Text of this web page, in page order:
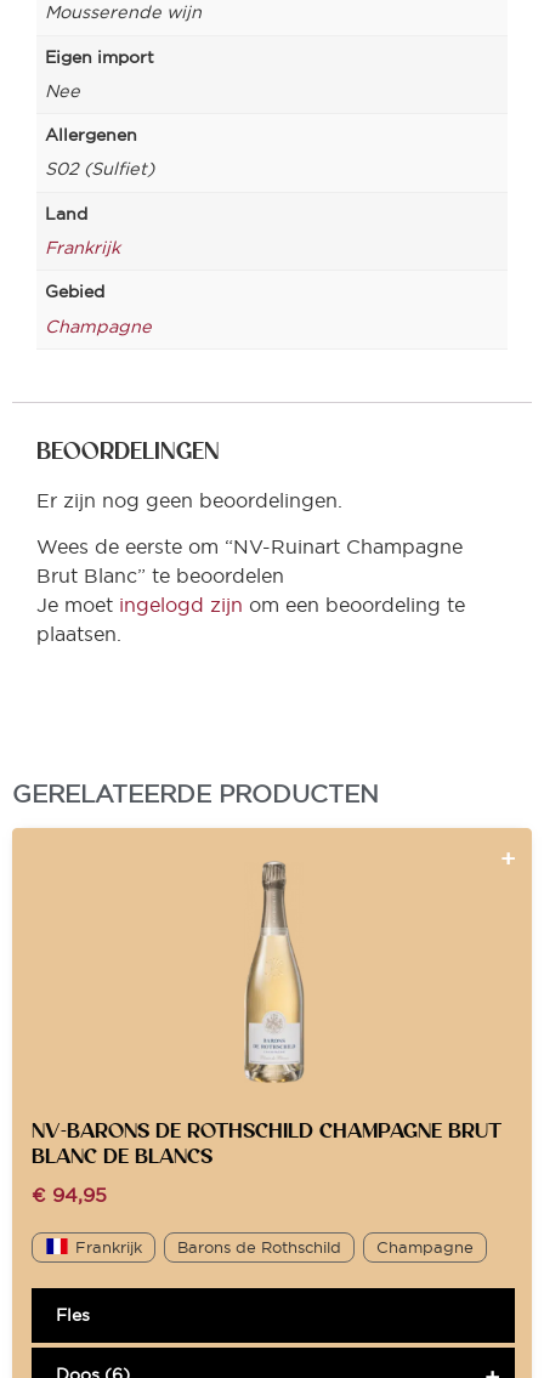
Mousserende wijn
Eigen import
Nee
Allergenen
S02 (Sulfiet)
Land
Frankrijk
Gebied
Champagne
BEOORDELINGEN
Er zijn nog geen beoordelingen.
Wees de eerste om “NV-Ruinart Champagne
Brut Blanc” te beoordelen
Je moet ingelogd zijn om een beoordeling te
plaatsen.
GERELATEERDE PRODUCTEN
NV-BARONS DE ROTHSCHILD CHAMPAGNE BRUT
BLANC DE BLANCS
€ 94,95
Frankrijk Barons de Rothschild Champagne
Fles